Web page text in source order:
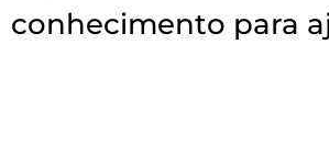
conhecimento para